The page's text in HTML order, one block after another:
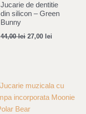
Jucarie de dentitie
din silicon – Green
Bunny
44,00lei 27,00 lei